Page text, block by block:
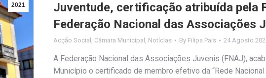
2021
Juventude, certificação atribuída pela
Federação Nacional das Associações
Acção Social , Câmara Municipal , Notícias By Filipa Pais 24 Agosto
A Federação Nacional das Associações Juvenis (FNAJ),
Município o certificado de membro efetivo da “Rede